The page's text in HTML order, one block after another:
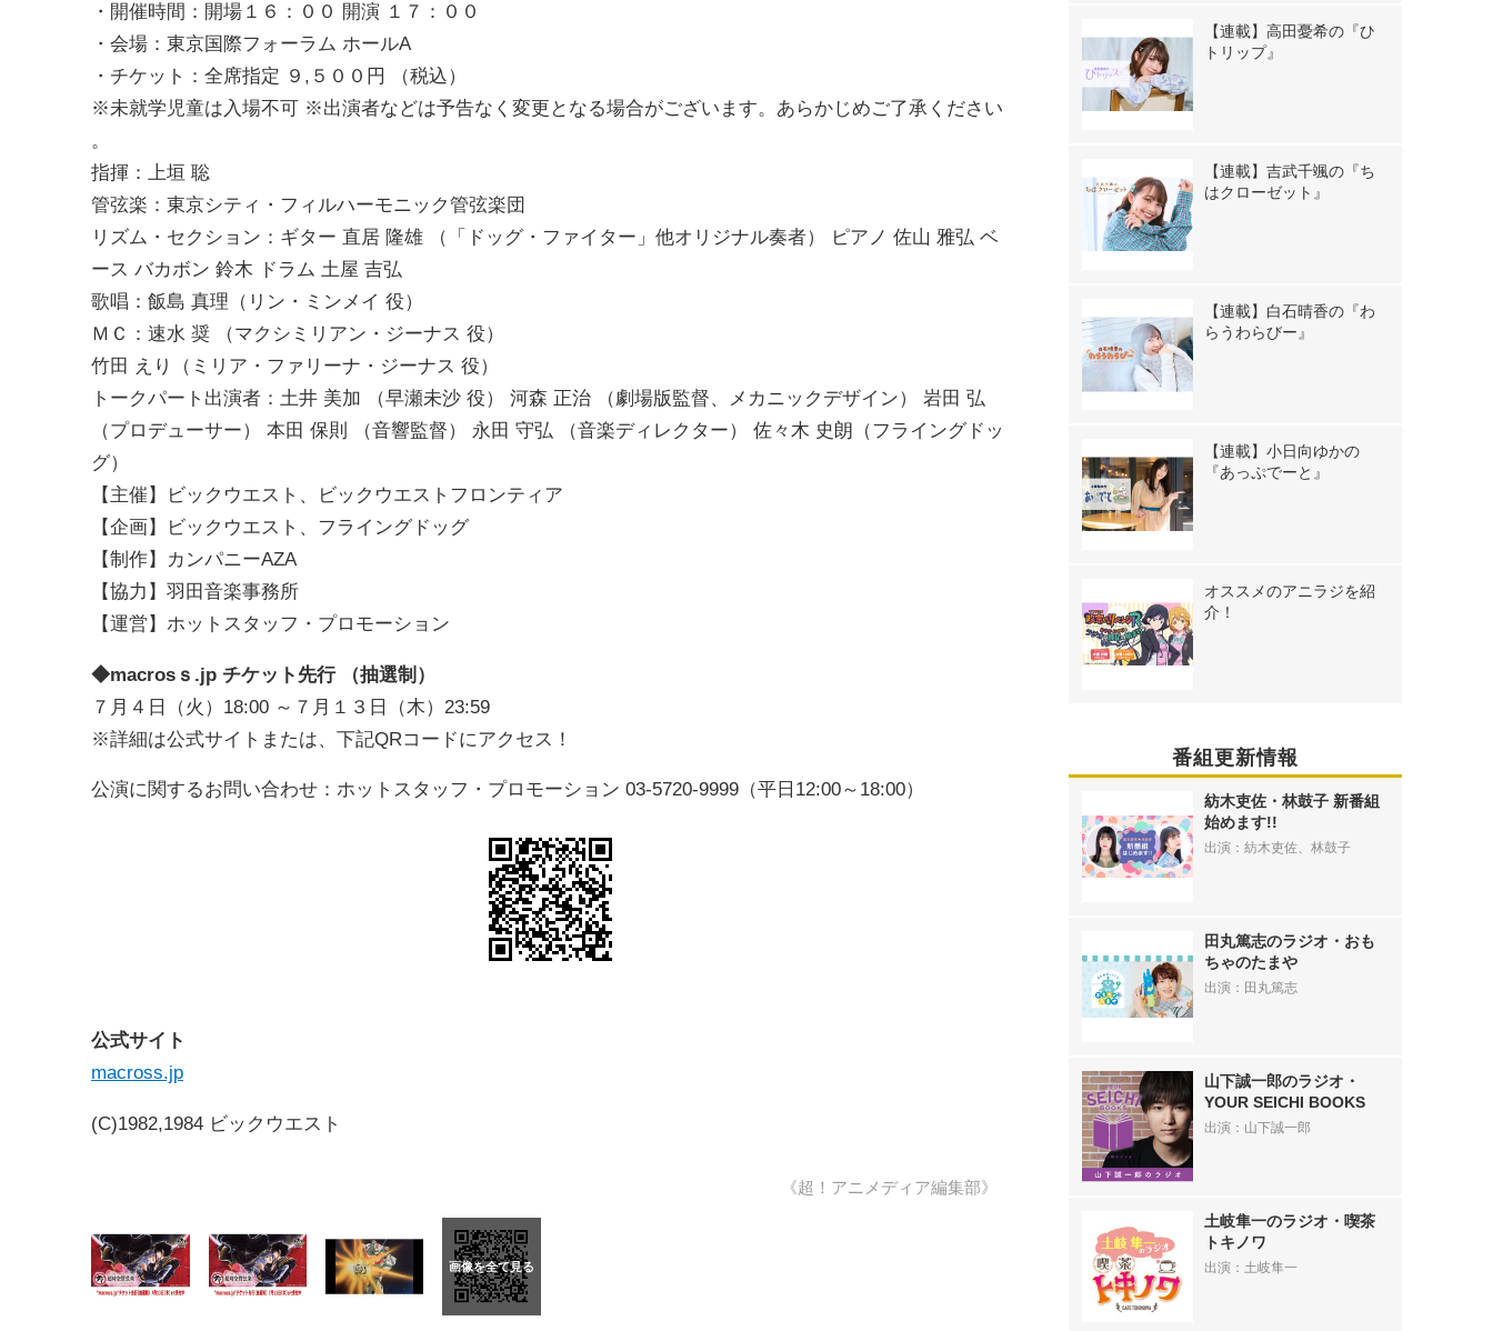
・開催時間：開場１６：００ 開演 １７：００
・会場：東京国際フォーラム ホールA
・チケット：全席指定 ９,５００円 （税込）
※未就学児童は入場不可 ※出演者などは予告なく変更となる場合がございます。あらかじめご了承ください
。
指揮：上垣 聡
管弦楽：東京シティ・フィルハーモニック管弦楽団
リズム・セクション：ギター 直居 隆雄 （「ドッグ・ファイター」他オリジナル奏者） ピアノ 佐山 雅弘 ベ
ース バカボン 鈴木 ドラム 土屋 吉弘
歌唱：飯島 真理（リン・ミンメイ 役）
ＭＣ：速水 奨 （マクシミリアン・ジーナス 役）
竹田 えり（ミリア・ファリーナ・ジーナス 役）
トークパート出演者：土井 美加 （早瀬未沙 役） 河森 正治 （劇場版監督、メカニックデザイン） 岩田 弘
（プロデューサー） 本田 保則 （音響監督） 永田 守弘 （音楽ディレクター） 佐々木 史朗（フライングドッ
グ）
【主催】ビックウエスト、ビックウエストフロンティア
【企画】ビックウエスト、フライングドッグ
【制作】カンパニーAZA
【協力】羽田音楽事務所
【運営】ホットスタッフ・プロモーション
◆macrosｓ.jp チケット先行 （抽選制）
７月４日（火）18:00 ～７月１３日（木）23:59
※詳細は公式サイトまたは、下記QRコードにアクセス！
公演に関するお問い合わせ：ホットスタッフ・プロモーション 03-5720-9999（平日12:00～18:00）
公式サイト
macross.jp
(C)1982,1984 ビックウエスト
《超！アニメディア編集部》
【連載】高田憂希の『ひ
トリップ』
【連載】吉武千颯の『ち
はクローゼット』
【連載】白石晴香の『わ
らうわらびー』
【連載】小日向ゆかの
『あっぷでーと』
オススメのアニラジを紹
介！
番組更新情報
紡木吏佐・林鼓子 新番組
始めます!!
出演：紡木吏佐、林鼓子
田丸篤志のラジオ・おも
ちゃのたまや
出演：田丸篤志
山下誠一郎のラジオ・
YOUR SEICHI BOOKS
出演：山下誠一郎
土岐隼一のラジオ・喫茶
トキノワ
出演：土岐隼一